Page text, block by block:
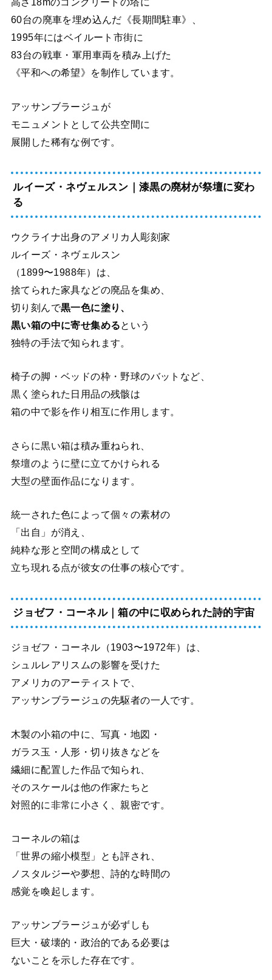
60台の廃車を埋め込んだ《長期間駐車》、
1995年にはベイルート市街に
83台の戦車・軍用車両を積み上げた
《平和への希望》を制作しています。
アッサンブラージュが
モニュメントとして公共空間に
展開した稀有な例です。
ルイーズ・ネヴェルスン｜漆黒の廃材が祭壇に変わ
る
ウクライナ出身のアメリカ人彫刻家
ルイーズ・ネヴェルスン
（1899〜1988年）は、
捨てられた家具などの廃品を集め、
切り刻んで黒一色に塗り、
黒い箱の中に寄せ集めるという
独特の手法で知られます。
椅子の脚・ベッドの枠・野球のバットなど、
黒く塗られた日用品の残骸は
箱の中で影を作り相互に作用します。
さらに黒い箱は積み重ねられ、
祭壇のように壁に立てかけられる
大型の壁面作品になります。
統一された色によって個々の素材の
「出自」が消え、
純粋な形と空間の構成として
立ち現れる点が彼女の仕事の核心です。
ジョゼフ・コーネル｜箱の中に収められた詩的宇宙
ジョゼフ・コーネル（1903〜1972年）は、
シュルレアリスムの影響を受けた
アメリカのアーティストで、
アッサンブラージュの先駆者の一人です。
木製の小箱の中に、写真・地図・
ガラス玉・人形・切り抜きなどを
繊細に配置した作品で知られ、
そのスケールは他の作家たちと
対照的に非常に小さく、親密です。
コーネルの箱は
「世界の縮小模型」とも評され、
ノスタルジーや夢想、詩的な時間の
感覚を喚起します。
アッサンブラージュが必ずしも
巨大・破壊的・政治的である必要は
ないことを示した存在です。